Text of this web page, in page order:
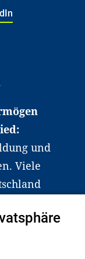
und
Viele
gezielt